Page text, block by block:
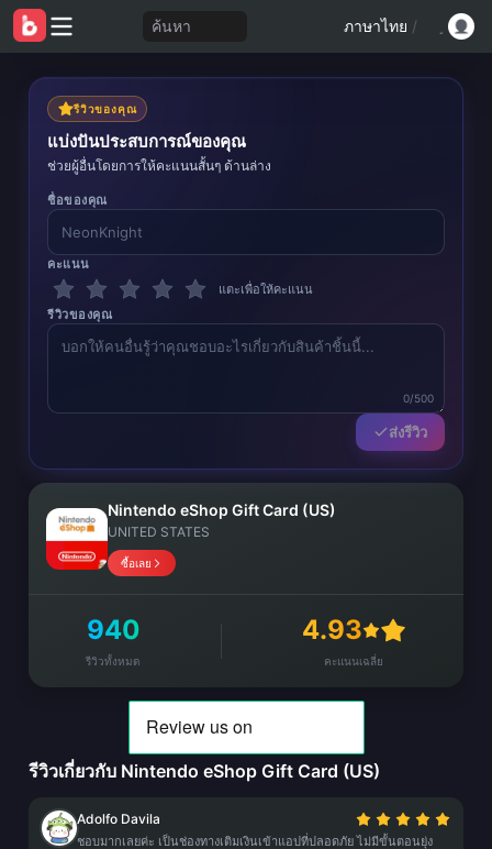
ค้นหา ภาษาไทย /
รีวิวของคุณ
แบ่งปันประสบการณ์ของคุณ
ช่วยผู้อื่นโดยการให้คะแนนสั้นๆ ด้านล่าง
ชื่อของคุณ
คะแนน
แตะเพื่อให้คะแนน
รีวิวของคุณ
0/500
ส่งรีวิว
Nintendo eShop Gift Card (US)
UNITED STATES
ซื้อเลย
940
รีวิวทั้งหมด
4.93
คะแนนเฉลี่ย
รีวิวเกี่ยวกับ Nintendo eShop Gift Card (US)
Adolfo Davila
ชอบมากเลยค่ะ เป็นช่องทางเติมเงินเข้าแอปที่ปลอดภัย ไม่มีขั้นตอนยุ่ง